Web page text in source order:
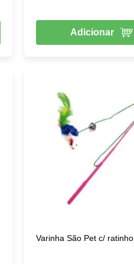
Adicionar
Varinha São Pet c/ ratinho